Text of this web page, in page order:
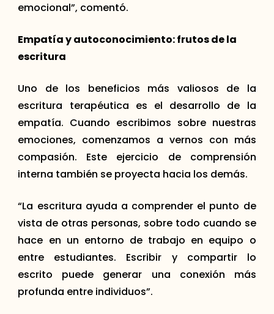
emocional”, comentó.
Empatía y autoconocimiento: frutos de la
escritura
Uno de los beneficios más valiosos de la
escritura terapéutica es el desarrollo de la
empatía. Cuando escribimos sobre nuestras
emociones, comenzamos a vernos con más
compasión. Este ejercicio de comprensión
interna también se proyecta hacia los demás.
“La escritura ayuda a comprender el punto de
vista de otras personas, sobre todo cuando se
hace en un entorno de trabajo en equipo o
entre estudiantes. Escribir y compartir lo
escrito puede generar una conexión más
profunda entre individuos”.